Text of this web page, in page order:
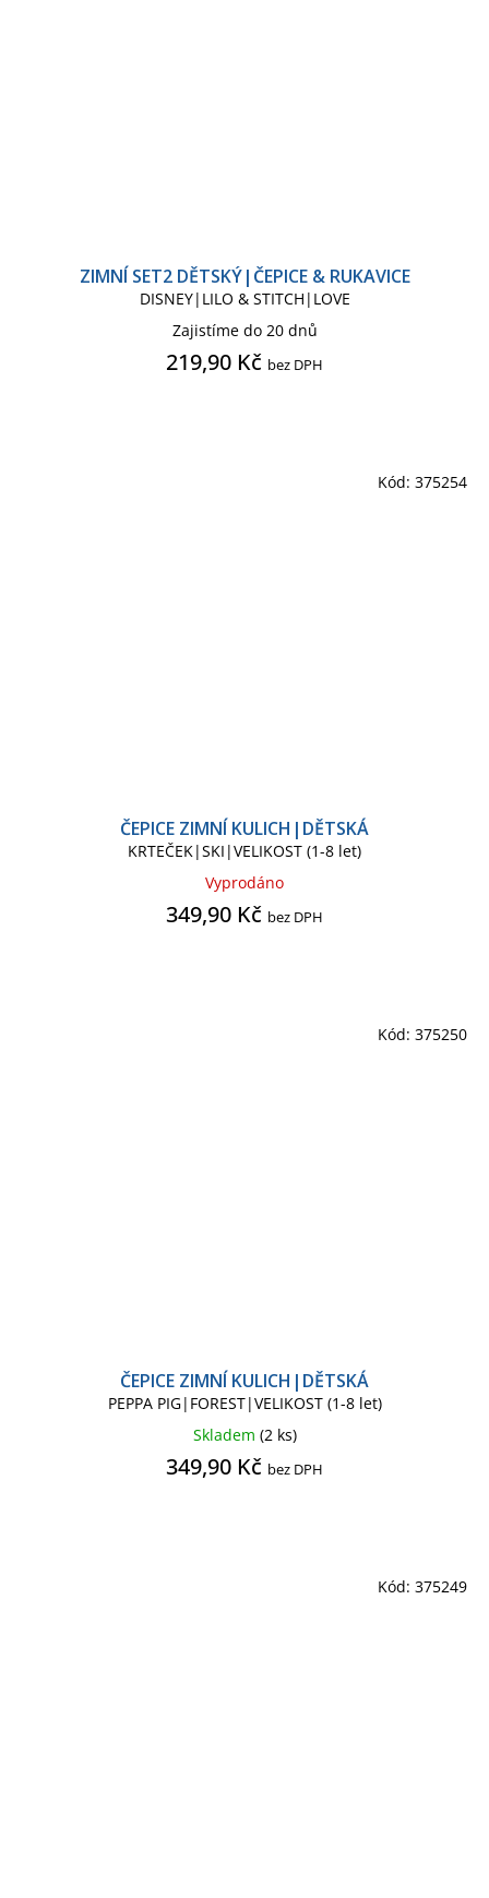
ZIMNÍ SET2 DĚTSKÝ|ČEPICE & RUKAVICE
DISNEY|LILO & STITCH|LOVE
Zajistíme do 20 dnů
219,90 Kč bez DPH
ČEPICE ZIMNÍ KULICH|DĚTSKÁ
KRTEČEK|SKI|VELIKOST (1-8 let)
Vyprodáno
349,90 Kč bez DPH
Kód: 375254
ČEPICE ZIMNÍ KULICH|DĚTSKÁ
PEPPA PIG|FOREST|VELIKOST (1-8 let)
Skladem (2 ks)
349,90 Kč bez DPH
Kód: 375250
Kód: 375249